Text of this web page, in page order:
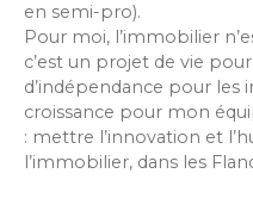
en semi-pro).
Pour moi, l’immobilier
c’est un projet de vie
d’indépendance pour les
croissance pour mon
: mettre l’innovation et
l’immobilier, dans les